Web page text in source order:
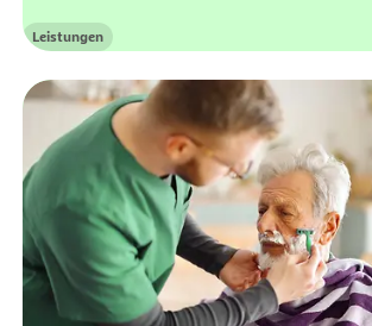
Kategorie
Leistungen